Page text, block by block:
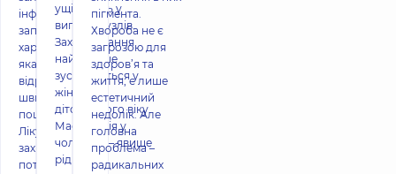
інфекційно-
запального
характеру,
яка
відрізняється
швидким
поширенням.
Лікування
захворювання
потрібно
ущільнень у
вигляді вузлів.
Захворювання
найчастіше
зустрічається у
жінок
дітородного віку.
Мастопатія у
чоловіків – явище
рідкісне.
пігмента.
Хвороба не є
загрозою для
здоров’я та
життя, є лише
естетичний
недолік. Але
головна
проблема –
радикальних